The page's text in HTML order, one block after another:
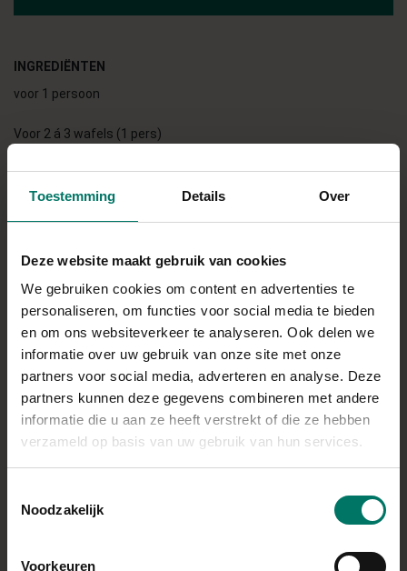
Toestemming Details Over
Deze website maakt gebruik van cookies
We gebruiken cookies om content en advertenties te
personaliseren, om functies voor social media te bieden
en om ons websiteverkeer te analyseren. Ook delen we
informatie over uw gebruik van onze site met onze
partners voor social media, adverteren en analyse. Deze
partners kunnen deze gegevens combineren met andere
informatie die u aan ze heeft verstrekt of die ze hebben
verzameld op basis van uw gebruik van hun services.
Noodzakelijk
Voorkeuren
INGREDIËNTEN
voor 1 persoon
Voor 2 á 3 wafels (1 pers)
80 g magere kwark
45 g volkoren meel
0,5 tl bakpoeder
15 gram rozijnen
een scheut (ongezoete plantaardige) melk
Poedersuiker(vervanger)
Direct in je mandje bij:
BEREIDING